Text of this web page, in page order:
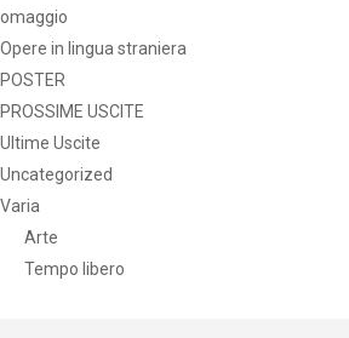
omaggio
Opere in lingua straniera
POSTER
PROSSIME USCITE
Ultime Uscite
Uncategorized
Varia
Arte
Tempo libero